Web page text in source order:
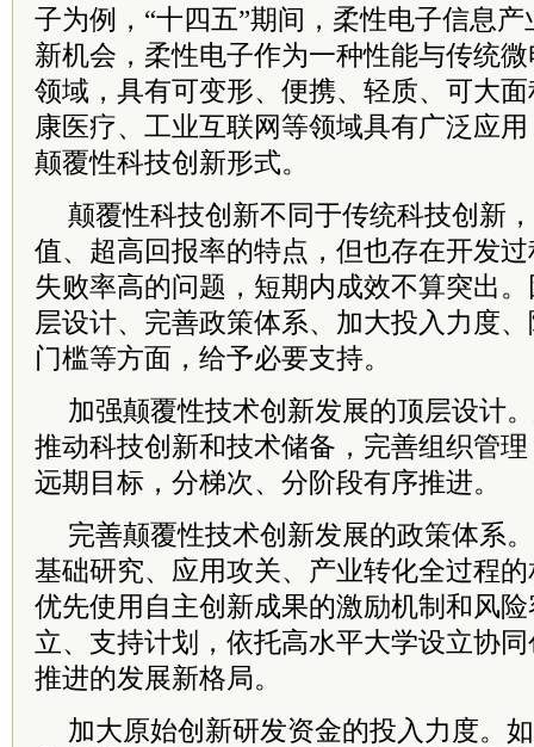
子为例，“十四五”期间，柔性电子信息
新机会，柔性电子作为一种性能与传统
领域，具有可变形、便携、轻质、可大
康医疗、工业互联网等领域具有广泛应
颠覆性科技创新形式。
颠覆性科技创新不同于传统科技创新
值、超高回报率的特点，但也存在开发
失败率高的问题，短期内成效不算突出
层设计、完善政策体系、加大投入力度
门槛等方面，给予必要支持。
加强颠覆性技术创新发展的顶层设计
推动科技创新和技术储备，完善组织管
远期目标，分梯次、分阶段有序推进。
完善颠覆性技术创新发展的政策体系
基础研究、应用攻关、产业转化全过程
优先使用自主创新成果的激励机制和风
立、支持计划，依托高水平大学设立协
推进的发展新格局。
加大原始创新研发资金的投入力度。